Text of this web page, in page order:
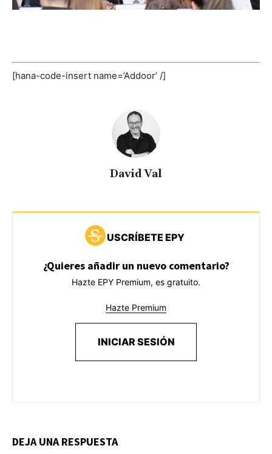
[hana-code-insert name=’Addoor’ /]
David Val
USCRÍBETE EPY
¿Quieres añadir un nuevo comentario?
Hazte EPY Premium, es gratuito.
Hazte Premium
INICIAR SESIÓN
DEJA UNA RESPUESTA